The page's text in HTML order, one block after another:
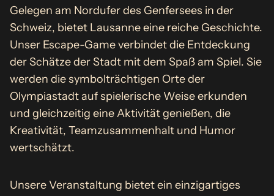
Gelegen am Nordufer des Genfersees in der
Schweiz, bietet Lausanne eine reiche Geschichte.
Unser Escape-Game verbindet die Entdeckung
der Schätze der Stadt mit dem Spaß am Spiel. Sie
werden die symbolträchtigen Orte der
Olympiastadt auf spielerische Weise erkunden
und gleichzeitig eine Aktivität genießen, die
Kreativität, Teamzusammenhalt und Humor
wertschätzt.
Unsere Veranstaltung bietet ein einzigartiges